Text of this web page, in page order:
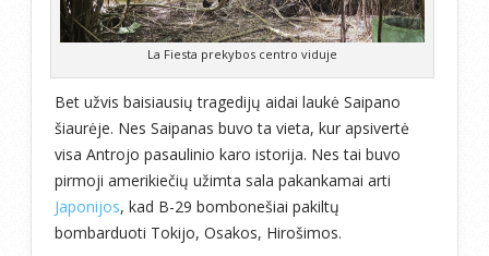
La Fiesta prekybos centro viduje
Bet užvis baisiausių tragedijų aidai laukė Saipano
šiaurėje. Nes Saipanas buvo ta vieta, kur apsivertė
visa Antrojo pasaulinio karo istorija. Nes tai buvo
pirmoji amerikiečių užimta sala pakankamai arti
Japonijos, kad B-29 bombonešiai pakiltų
bombarduoti Tokijo, Osakos, Hirošimos.